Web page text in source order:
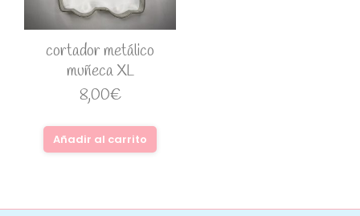
cortador metálico
muñeca XL
8,00€
Añadir al carrito